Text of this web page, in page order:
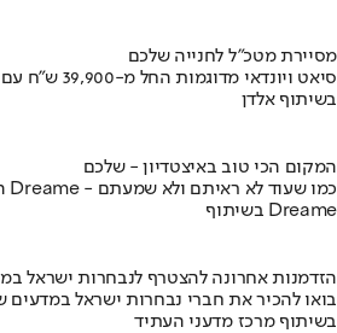
מסיירת מטכ"ל לחנייה שלכם
סיאט ויונדאי מדוגמות החל מ-39,900 ש״ח עם 100% מימון ואחריות מורחבת
בשיתוף אלדן
המקום הכי טוב באיצטדיון - שלכם
המונדיאל עם מסכי Dreame - כמו שעוד לא ראיתם ולא שמעתם
בשיתוף Dreame
הזדמנות אחרונה להצטרף לנבחרות ישראל
בואו להכיר את חברי נבחרות ישראל
בשיתוף מרכז מדעני העתיד